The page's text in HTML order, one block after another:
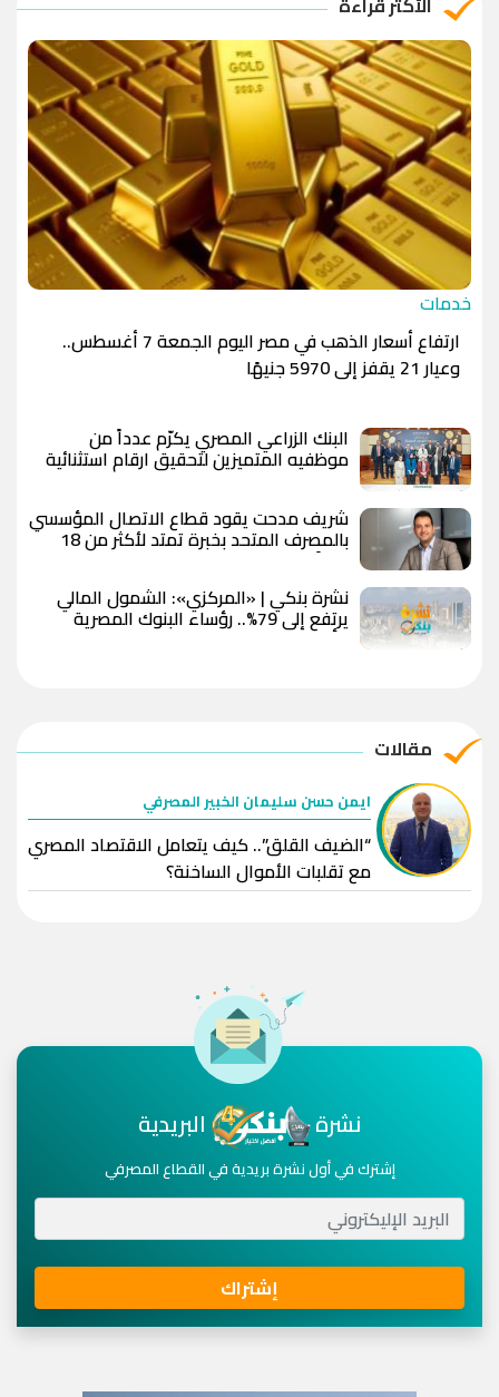
الدينار الأردني
-1.0000
-1.0000
خدمات
ارتفاع أسعار الذهب في مصر اليوم الجمعة 7 أغسطس..
وعيار 21 يقفز إلى 5970 جنيهًا
البنك الزراعي المصري يكرّم عدداً من
موظفيه المتميزين لتحقيق ارقام استثنائية
في القروض الشخصية خلال الربع الأول من
2026
شريف مدحت يقود قطاع الاتصال المؤسسي
بالمصرف المتحد بخبرة تمتد لأكثر من 18
عاماً
نشرة بنكي | «المركزي»: الشمول المالي
يرتفع إلى 79%.. رؤساء البنوك المصرية
يتألقون في قائمة فوربس.. وقطاع البنوك
مقالات
ايمن حسن سليمان الخبير المصرفي
“الضيف القلق”.. كيف يتعامل الاقتصاد المصري
مع تقلبات الأموال الساخنة؟
نشرة البريدية
إشترك في أول نشرة بريدية في القطاع المصرفي